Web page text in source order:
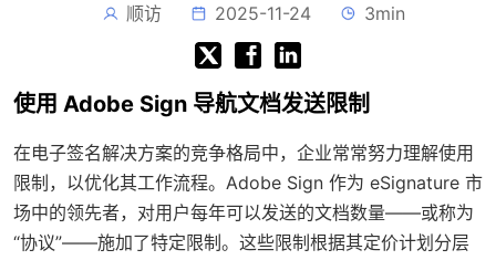
顺访 2025-11-24 3min
使用 Adobe Sign 导航文档发送限制
在电子签名解决方案的竞争格局中，企业常常努力理解使用
限制，以优化其工作流程。Adobe Sign 作为 eSignature 市
场中的领先者，对用户每年可以发送的文档数量——或称为
“协议”——施加了特定限制。这些限制根据其定价计划分层